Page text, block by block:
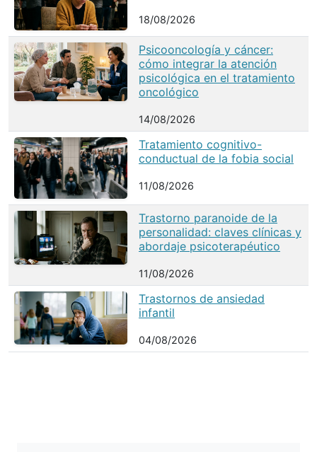
18/08/2026
Psicooncología y cáncer:
cómo integrar la atención
psicológica en el tratamiento
oncológico
14/08/2026
Tratamiento cognitivo-
conductual de la fobia social
11/08/2026
Trastorno paranoide de la
personalidad: claves clínicas y
abordaje psicoterapéutico
11/08/2026
Trastornos de ansiedad
infantil
04/08/2026